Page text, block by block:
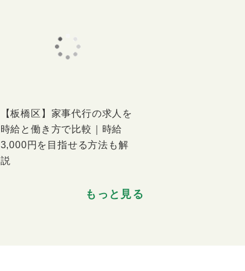
【板橋区】家事代行の求人を
時給と働き方で比較｜時給
3,000円を目指せる方法も解
説
もっと見る